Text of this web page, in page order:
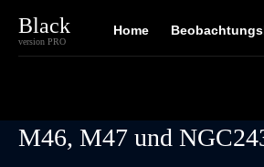
Black
version PRO
Home
M46, M47 und